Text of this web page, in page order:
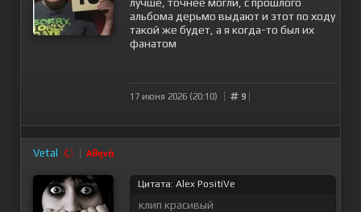
альбома дерьмо выдают и этот по ходу
такой же будет, а я когда-то был их
фанатом
17 июня 2026 (20:10) 9
Vetal Αθηνά
Цитата: Alex PositiVe
клип красивый